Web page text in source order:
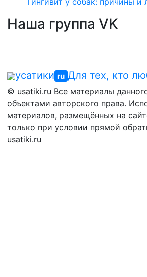
Гингивит у собак: причины и
Наша группа VK
усатики ru Для тех, кто
© usatiki.ru Все материалы
объектами авторского права.
материалов, размещённых на
только при условии прямой
usatiki.ru